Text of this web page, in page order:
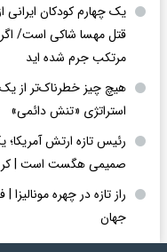
یک چهارم کودکان ایرانی
قتل مهسا شاکی است/ اگر
مرتکب جرم شده اید
هیچ چیز خطرناک‌تر از یک
استراتژی «تنش دائمی»
رئیس تازه ارتش
صمیمی هگست است |
راز تازه در چهره
جهان